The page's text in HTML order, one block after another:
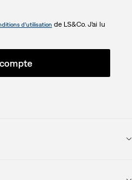
d’utilisation de LS&Co. J’ai lu